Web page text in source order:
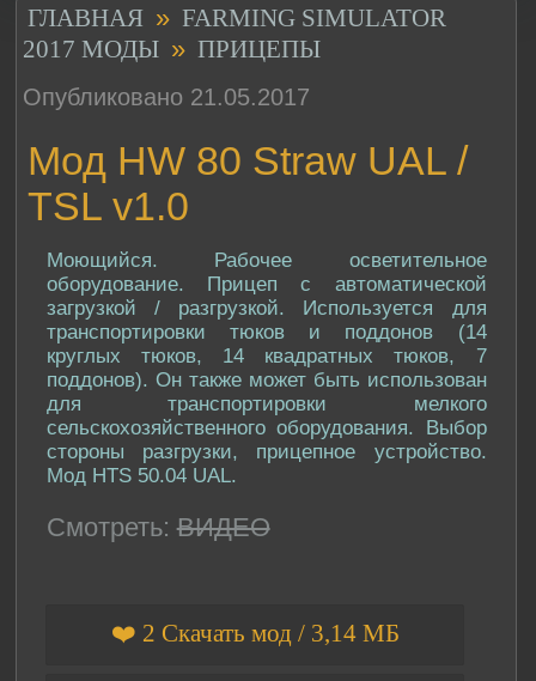
ГЛАВНАЯ » FARMING SIMULATOR
2017 МОДЫ » ПРИЦЕПЫ
Опубликовано 21.05.2017
Мод HW 80 Straw UAL /
TSL v1.0
Моющийся. Рабочее осветительное
оборудование. Прицеп с автоматической
загрузкой / разгрузкой. Используется для
транспортировки тюков и поддонов (14
круглых тюков, 14 квадратных тюков, 7
поддонов). Он также может быть использован
для транспортировки мелкого
сельскохозяйственного оборудования. Выбор
стороны разгрузки, прицепное устройство.
Мод HTS 50.04 UAL.
Смотреть: ВИДЕО
❤️ 2 Скачать мод / 3,14 МБ